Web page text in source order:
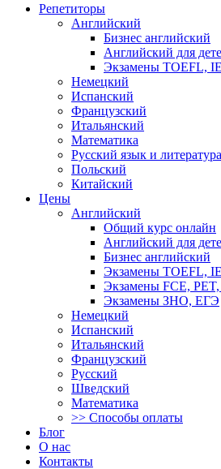
Репетиторы
Английский
Бизнес английский
Английский для
Экзамены TOEFL,
Немецкий
Испанский
Французский
Итальянский
Математика
Русский язык и литература
Польский
Китайский
Цены
Английский
Общий курс онлайн
Английский для
Бизнес английский
Экзамены TOEFL,
Экзамены FCE,
Экзамены ЗНО, ЕГЭ
Немецкий
Испанский
Итальянский
Французский
Русский
Шведский
Математика
>> Способы оплаты
Блог
О нас
Контакты